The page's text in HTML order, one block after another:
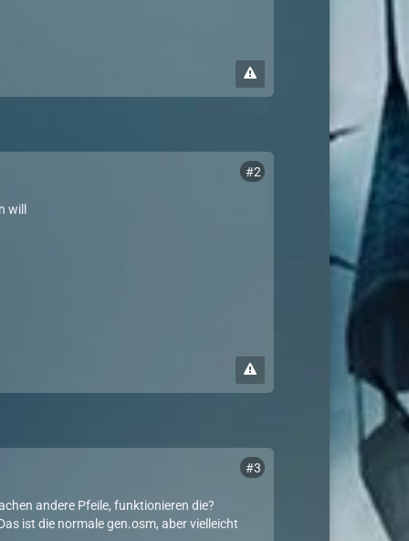
#2
will
#3
andere Pfeile, funktionieren die?
ist die normale gen.osm, aber vielleicht